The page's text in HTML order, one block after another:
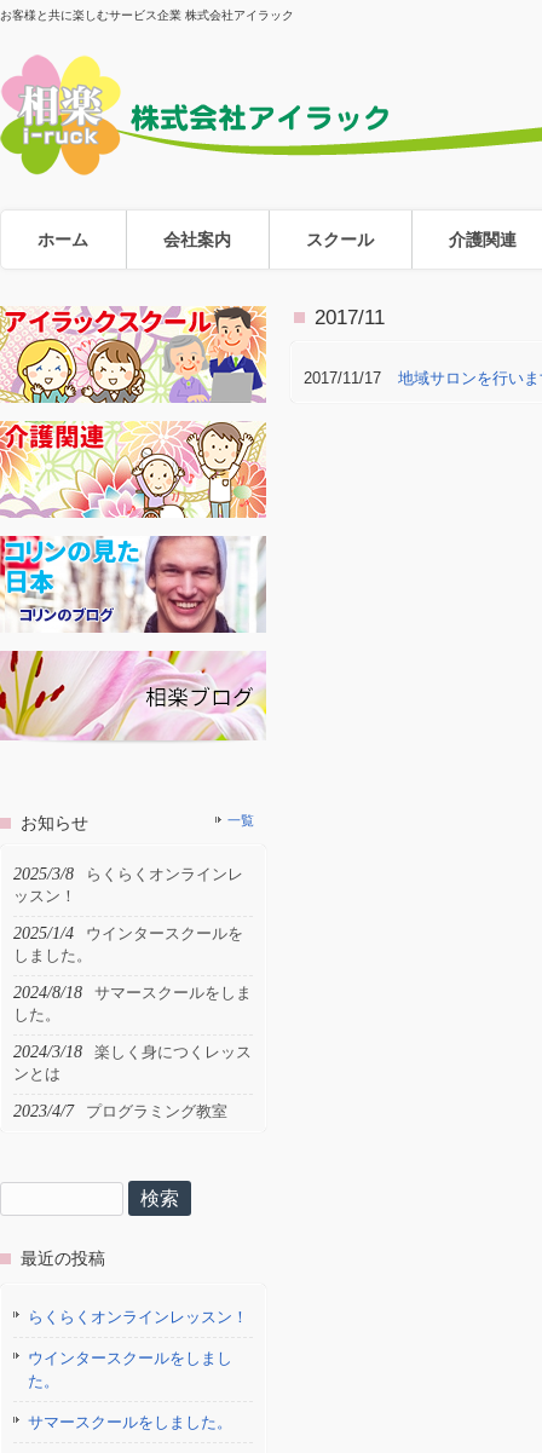
お客様と共に楽しむサービス企業 株式会社アイラック
ホーム 会社案内 スクール 介護関連
2017/11
2017/11/17 地域サロンを行い
お知らせ 一覧
2025/3/8
らくらくオンラインレ
ッスン！
2025/1/4
ウインタースクールを
しました。
2024/8/18
サマースクールをしま
した。
2024/3/18
楽しく身につくレッス
ンとは
2023/4/7 プログラミング教室
索:
最近の投稿
らくらくオンラインレッスン！
ウインタースクールをしまし
た。
サマースクールをしました。